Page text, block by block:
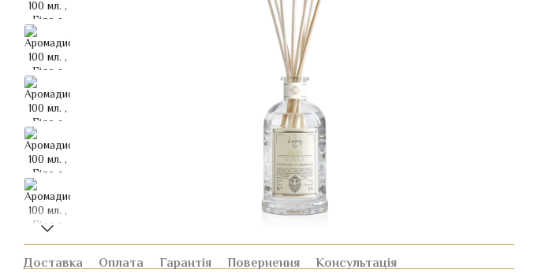
Доставка Оплата Гарантія Повернення
Консультація